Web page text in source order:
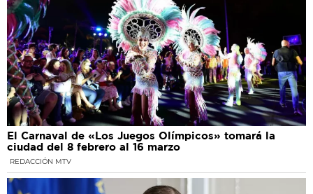
El Carnaval de «Los Juegos Olímpicos» tomará la
ciudad del 8 febrero al 16 marzo
REDACCIÓN MTV